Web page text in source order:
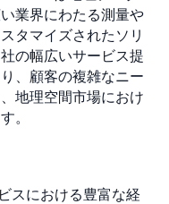
業界にわたる測量や
タマイズされたソリ
の幅広いサービス提
、顧客の複雑なニー
地理空間市場におけ
。
スにおける豊富な経